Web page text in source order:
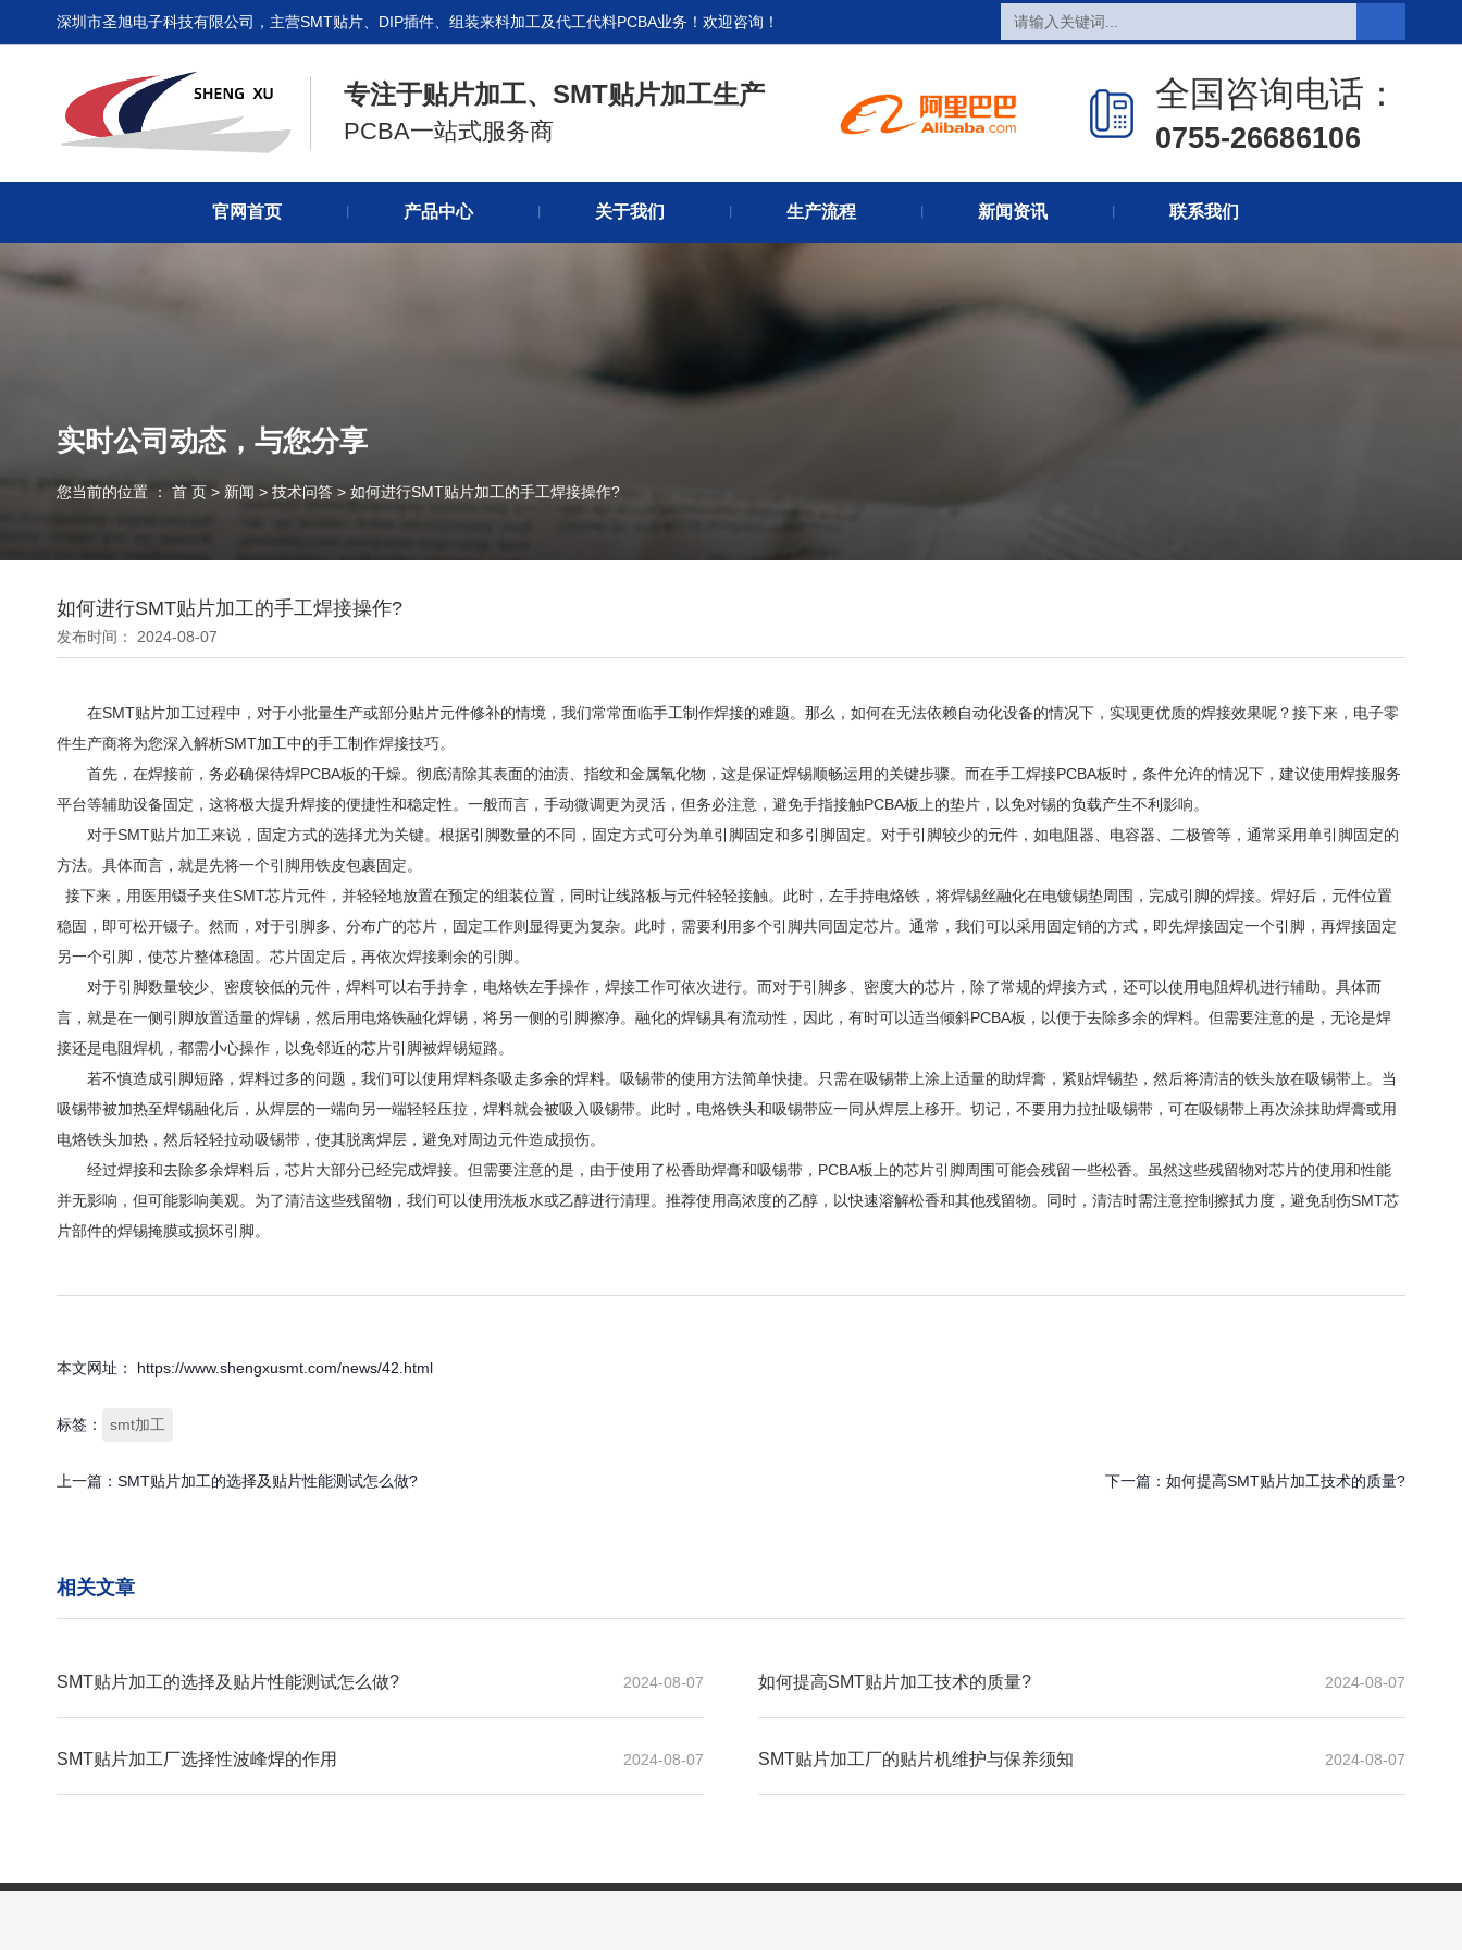
热销产品 新闻在线
关于我们
深圳市圣旭电子科技有限公司，主营SMT贴片、DIP插件、组装来料加工及代工代料PCBA业务！欢迎咨询！
专注于贴片加工、SMT贴片加工生产
PCBA一站式服务商
全国咨询电话：
0755-26686106
官网首页 产品中心 关于我们 生产流程 新闻资讯 联系我们
实时公司动态，与您分享
您当前的位置 ： 首 页 > 新闻 > 技术问答 > 如何进行SMT贴片加工的手工焊接操作?
如何进行SMT贴片加工的手工焊接操作?
发布时间： 2024-08-07
在SMT贴片加工过程中，对于小批量生产或部分贴片元件修补的情境，我们常常面临手工制作焊接的难题。那么，如何在无法依赖自动化设备的情况下，实现更优质的焊接效果呢？接下来，电子零
件生产商将为您深入解析SMT加工中的手工制作焊接技巧。
首先，在焊接前，务必确保待焊PCBA板的干燥。彻底清除其表面的油渍、指纹和金属氧化物，这是保证焊锡顺畅运用的关键步骤。而在手工焊接PCBA板时，条件允许的情况下，建议使用焊接服务
平台等辅助设备固定，这将极大提升焊接的便捷性和稳定性。一般而言，手动微调更为灵活，但务必注意，避免手指接触PCBA板上的垫片，以免对锡的负载产生不利影响。
对于SMT贴片加工来说，固定方式的选择尤为关键。根据引脚数量的不同，固定方式可分为单引脚固定和多引脚固定。对于引脚较少的元件，如电阻器、电容器、二极管等，通常采用单引脚固定的
方法。具体而言，就是先将一个引脚用铁皮包裹固定。
接下来，用医用镊子夹住SMT芯片元件，并轻轻地放置在预定的组装位置，同时让线路板与元件轻轻接触。此时，左手持电烙铁，将焊锡丝融化在电镀锡垫周围，完成引脚的焊接。焊好后，元件位置
稳固，即可松开镊子。然而，对于引脚多、分布广的芯片，固定工作则显得更为复杂。此时，需要利用多个引脚共同固定芯片。通常，我们可以采用固定销的方式，即先焊接固定一个引脚，再焊接固定
另一个引脚，使芯片整体稳固。芯片固定后，再依次焊接剩余的引脚。
对于引脚数量较少、密度较低的元件，焊料可以右手持拿，电烙铁左手操作，焊接工作可依次进行。而对于引脚多、密度大的芯片，除了常规的焊接方式，还可以使用电阻焊机进行辅助。具体而
言，就是在一侧引脚放置适量的焊锡，然后用电烙铁融化焊锡，将另一侧的引脚擦净。融化的焊锡具有流动性，因此，有时可以适当倾斜PCBA板，以便于去除多余的焊料。但需要注意的是，无论是焊
接还是电阻焊机，都需小心操作，以免邻近的芯片引脚被焊锡短路。
若不慎造成引脚短路，焊料过多的问题，我们可以使用焊料条吸走多余的焊料。吸锡带的使用方法简单快捷。只需在吸锡带上涂上适量的助焊膏，紧贴焊锡垫，然后将清洁的铁头放在吸锡带上。当
吸锡带被加热至焊锡融化后，从焊层的一端向另一端轻轻压拉，焊料就会被吸入吸锡带。此时，电烙铁头和吸锡带应一同从焊层上移开。切记，不要用力拉扯吸锡带，可在吸锡带上再次涂抹助焊膏或用
电烙铁头加热，然后轻轻拉动吸锡带，使其脱离焊层，避免对周边元件造成损伤。
经过焊接和去除多余焊料后，芯片大部分已经完成焊接。但需要注意的是，由于使用了松香助焊膏和吸锡带，PCBA板上的芯片引脚周围可能会残留一些松香。虽然这些残留物对芯片的使用和性能
并无影响，但可能影响美观。为了清洁这些残留物，我们可以使用洗板水或乙醇进行清理。推荐使用高浓度的乙醇，以快速溶解松香和其他残留物。同时，清洁时需注意控制擦拭力度，避免刮伤SMT芯
片部件的焊锡掩膜或损坏引脚。
本文网址： https://www.shengxusmt.com/news/42.html
标签： smt加工
上一篇： SMT贴片加工的选择及贴片性能测试怎么做? 下一篇： 如何提高SMT贴片加工技术的质量?
相关文章
2024-08-07
SMT贴片加工的选择及贴片性能测试怎么做? 2024-08-07
如何提高SMT贴片加工技术的质量?
2024-08-07
SMT贴片加工厂选择性波峰焊的作用 2024-08-07
SMT贴片加工厂的贴片机维护与保养须知